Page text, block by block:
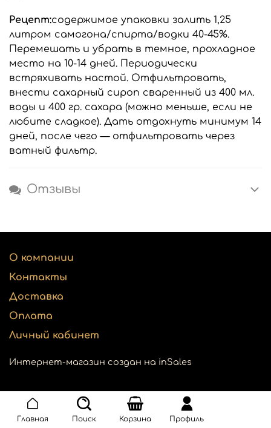
Рецепт:содержимое упаковки залить 1,25
литром самогона/спирта/водки 40-45%.
Перемешать и убрать в темное, прохладное
место на 10-14 дней. Периодически
встряхивать настой. Отфильтровать,
внести сахарный сироп сваренный из 400 мл.
воды и 400 гр. сахара (можно меньше, если не
любите сладкое). Дать отдохнуть минимум 14
дней, после чего — отфильтровать через
ватный фильтр.
Отзывы
О компании
Контакты
Доставка
Оплата
Личный кабинет
Интернет-магазин создан на inSales
Главная Поиск Корзина Профиль